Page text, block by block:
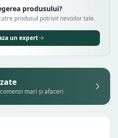
produsului?
produsul potrivit nevoilor tale.
un expert
mari și afaceri